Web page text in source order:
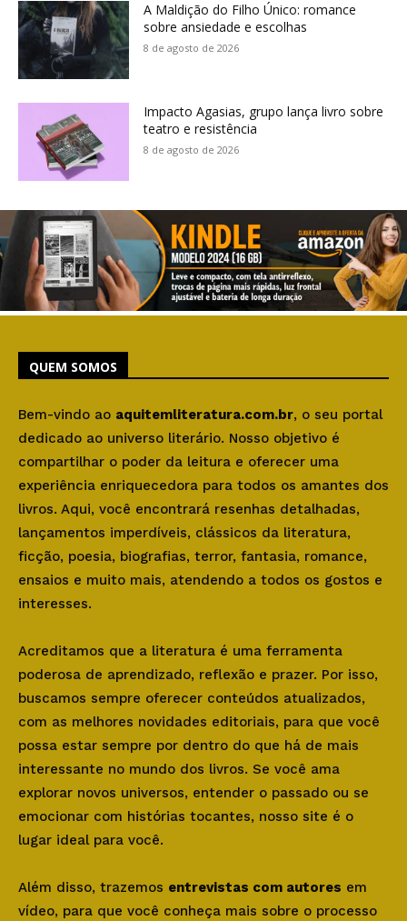
A Maldição do Filho Único: romance
sobre ansiedade e escolhas
8 de agosto de 2026
Impacto Agasias, grupo lança livro sobre
teatro e resistência
8 de agosto de 2026
QUEM SOMOS
Bem-vindo ao aquitemliteratura.com.br, o seu portal
dedicado ao universo literário. Nosso objetivo é
compartilhar o poder da leitura e oferecer uma
experiência enriquecedora para todos os amantes dos
livros. Aqui, você encontrará resenhas detalhadas,
lançamentos imperdíveis, clássicos da literatura,
ficção, poesia, biografias, terror, fantasia, romance,
ensaios e muito mais, atendendo a todos os gostos e
interesses.
Acreditamos que a literatura é uma ferramenta
poderosa de aprendizado, reflexão e prazer. Por isso,
buscamos sempre oferecer conteúdos atualizados,
com as melhores novidades editoriais, para que você
possa estar sempre por dentro do que há de mais
interessante no mundo dos livros. Se você ama
explorar novos universos, entender o passado ou se
emocionar com histórias tocantes, nosso site é o
lugar ideal para você.
Além disso, trazemos entrevistas com autores em
vídeo, para que você conheça mais sobre o processo